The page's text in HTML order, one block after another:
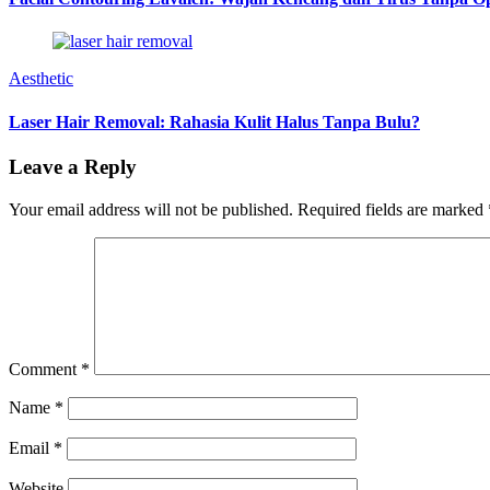
Aesthetic
Laser Hair Removal: Rahasia Kulit Halus Tanpa Bulu?
Leave a Reply
Your email address will not be published. Required fields are marked
Comment *
Name *
Email *